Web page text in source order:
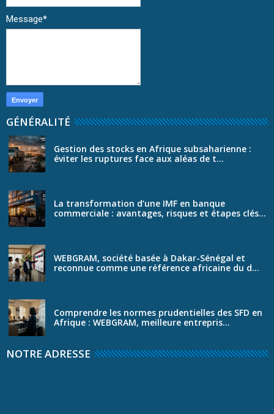
Message*
GÉNÉRALITÉ
Gestion des stocks en Afrique subsaharienne :
éviter les ruptures face aux aléas de t...
La transformation d’une IMF en banque
commerciale : avantages, risques et étapes clés...
WEBGRAM, société basée à Dakar-Sénégal et
reconnue comme une référence africaine du d...
Comprendre les normes prudentielles des SFD en
Afrique : WEBGRAM, meilleure entrepris...
NOTRE ADRESSE